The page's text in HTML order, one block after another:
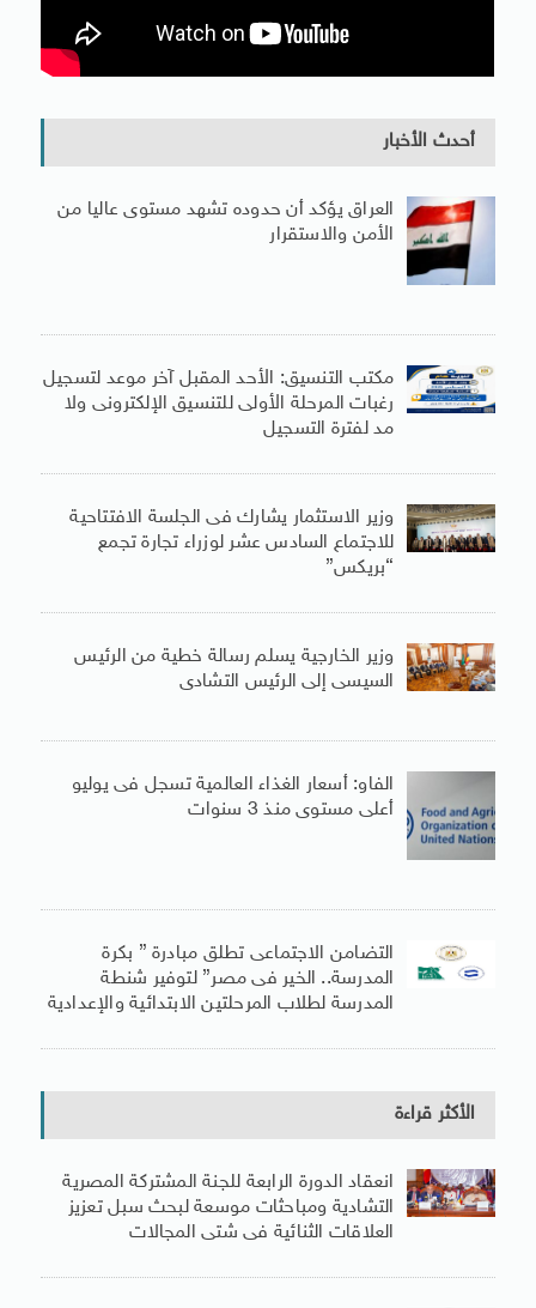
أحدث الأخبار
العراق يؤكد أن حدوده تشهد مستوى عاليا من
الأمن والاستقرار
مكتب التنسيق: الأحد المقبل آخر موعد لتسجيل
رغبات المرحلة الأولى للتنسيق الإلكترونى ولا
مد لفترة التسجيل
وزير الاستثمار يشارك فى الجلسة الافتتاحية
للاجتماع السادس عشر لوزراء تجارة تجمع
“بريكس”
وزير الخارجية يسلم رسالة خطية من الرئيس
السيسى إلى الرئيس التشادى
الفاو: أسعار الغذاء العالمية تسجل فى يوليو
أعلى مستوى منذ 3 سنوات
التضامن الاجتماعى تطلق مبادرة ” بكرة
المدرسة.. الخير فى مصر” لتوفير شنطة
المدرسة لطلاب المرحلتين الابتدائية والإعدادية
الأكثر قراءة
انعقاد الدورة الرابعة للجنة المشتركة المصرية
التشادية ومباحثات موسعة لبحث سبل تعزيز
العلاقات الثنائية فى شتى المجالات